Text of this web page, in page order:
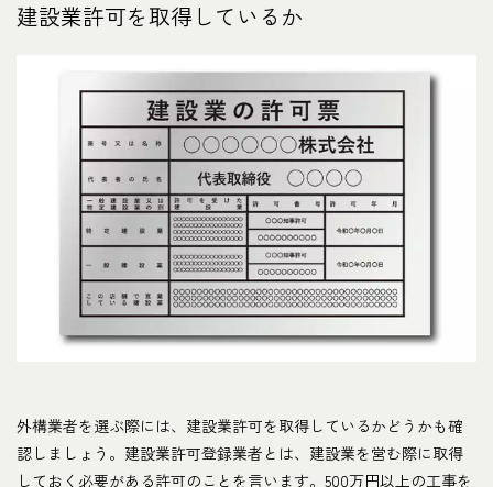
建設業許可を取得しているか
外構業者を選ぶ際には、建設業許可を取得しているかどうかも確
認しましょう。建設業許可登録業者とは、建設業を営む際に取得
しておく必要がある許可のことを言います。500万円以上の工事を